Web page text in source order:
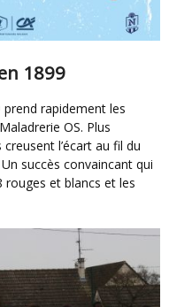
1899
OS. Plus
l’écart au fil du
succès convaincant qui
et blancs et les